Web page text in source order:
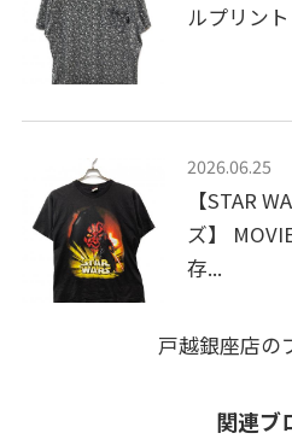
ルプリン
2026.06.25
【STAR
ズ】
存...
戸越銀座店の
関連ブ